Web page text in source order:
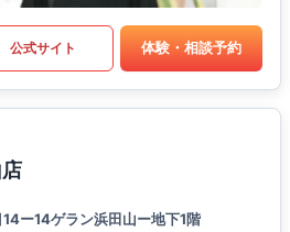
公式サイト 体験・相談予約
ー14ゲラン浜田山ー地下1階